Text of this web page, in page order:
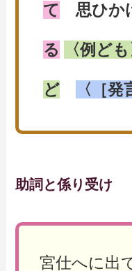
て 思ひか
る 〈例ど
ど 〈［
助詞と係り受け
宮仕へに出